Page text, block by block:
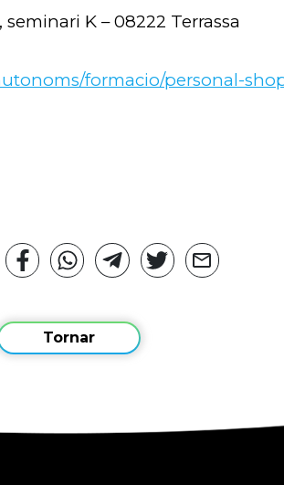
K – 08222 Terrassa
formacio/personal-
Tornar